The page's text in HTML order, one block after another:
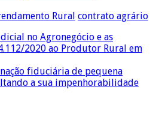
Rural contrato agrário
no Agronegócio e as
2020 ao Produtor Rural em
fiduciária de pequena
a sua impenhorabilidade